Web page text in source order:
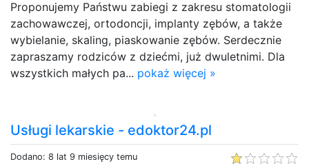
Proponujemy Państwu zabiegi z zakresu stomatologii
zachowawczej, ortodoncji, implanty zębów, a także
wybielanie, skaling, piaskowanie zębów. Serdecznie
zapraszamy rodziców z dziećmi, już dwuletnimi. Dla
wszystkich małych pa... pokaż więcej »
Usługi lekarskie - edoktor24.pl
Dodano: 8 lat 9 miesięcy temu